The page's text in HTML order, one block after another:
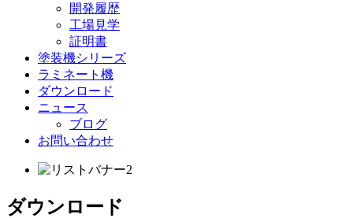
開発履歴
工場見学
証明書
塗装機シリーズ
ラミネート機
ダウンロード
ニュース
ブログ
お問い合わせ
ダウンロード